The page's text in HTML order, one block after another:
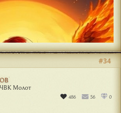
Молот
486 56 0
#34